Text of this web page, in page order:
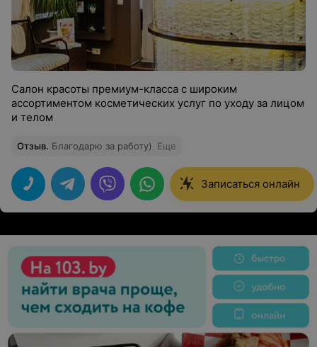
Салон красоты премиум-класса с широким
ассортиментом косметических услуг по уходу за лицом
и телом
Отзыв. Благодарю за работу) Еще
Записаться онлайн